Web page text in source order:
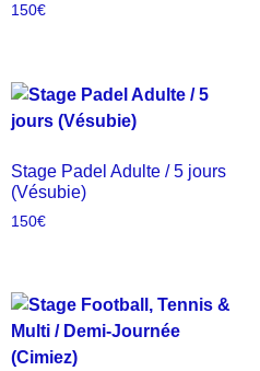
150€
Stage Padel Adulte / 5 jours
(Vésubie)
150€